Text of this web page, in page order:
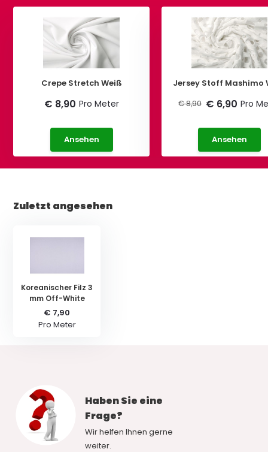
Crepe Stretch Weiß
€ 8,90 Pro Meter
Ansehen
Jersey Stoff Mashimo
€ 8,90 € 6,90 Pro
Ansehen
Zuletzt angesehen
Koreanischer Filz 3
mm Off-White
€ 7,90
Pro Meter
Haben Sie eine
Frage?
Wir helfen Ihnen gerne
weiter.